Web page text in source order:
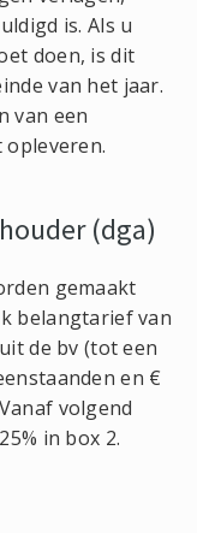
is. Als u
doen, is dit
van het jaar.
van een
(dga)
gemaakt
belangtarief van
de bv (tot een
en €
volgend
in box 2.